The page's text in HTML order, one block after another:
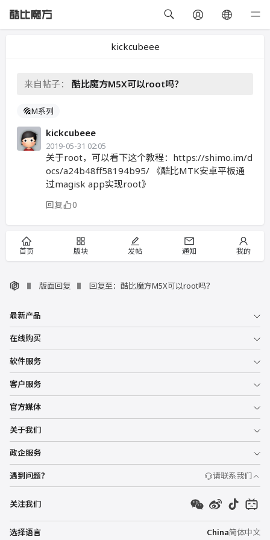
kickcubeee
来自帖子： 酷比魔方M5X可以root吗？
M系列
kickcubeee
2019-05-31 02:05
关于root，可以看下这个教程：https://shimo.im/d
ocs/a24b48ff58194b95/ 《酷比MTK安卓平板通
过magisk app实现root》
回复 0
首页 版块 发帖 通知 我的
版面回复 回复至：酷比魔方M5X可以root吗？
最新产品
在线购买
软件服务
客户服务
官方媒体
关于我们
政企服务
遇到问题？ 请联系我们
关注我们
选择语言 China简体中文